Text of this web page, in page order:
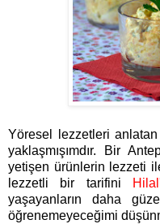
Yöresel lezzetleri
yaklaşmışımdır. Bir
yetişen ürünlerin lezzeti ile
lezzetli bir tarifini
yaşayanların daha
öğrenemeyeceğimi